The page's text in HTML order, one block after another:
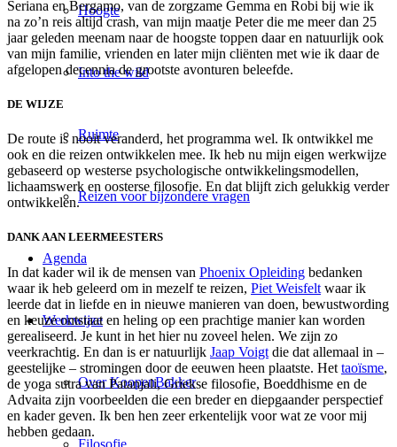
Hoogte
Into the wild
Ruimte
Reizen voor bijzondere vragen
Agenda
Werkwijze
Over KoopenBakker
Filosofie
Seriana en Bergamo, van de zorgzame Gemma en Robi bij wie ik
na zo’n reis altijd crash, van mijn maatje Peter die me meer dan 25
jaar geleden meenam naar de hoogste toppen daar en natuurlijk ook
van mijn familie, vrienden en later mijn cliënten met wie ik daar de
afgelopen decennia de grootste avonturen beleefde.
DE WIJZE
De route is nooit veranderd, het programma wel. Ik ontwikkel me
ook en die reizen ontwikkelen mee. Ik heb nu mijn eigen werkwijze
gebaseerd op westerse psychologische ontwikkelingsmodellen,
lichaamswerk en oosterse filosofie. En dat blijft zich gelukkig verder
ontwikkelen.
DANK AAN LEERMEESTERS
In dat kader wil ik de mensen van Phoenix Opleiding bedanken
waar ik heb geleerd om in mezelf te reizen, Piet Weisfelt waar ik
leerde dat in liefde en in nieuwe manieren van doen, bewustwording
en keuze ontstaat en heling op een prachtige manier kan worden
gerealiseerd. Je kunt in het hier nu zoveel helen. We zijn zo
veerkrachtig. En dan is er natuurlijk Jaap Voigt die dat allemaal in –
geestelijke – stromingen door de eeuwen heen plaatste. Het taoïsme,
de yoga sutra van Patanjali, Griekse filosofie, Boeddhisme en de
Advaita zijn voorbeelden die een breder en diepgaander perspectief
en kader geven. Ik ben hen zeer erkentelijk voor wat ze voor mij
hebben gedaan.